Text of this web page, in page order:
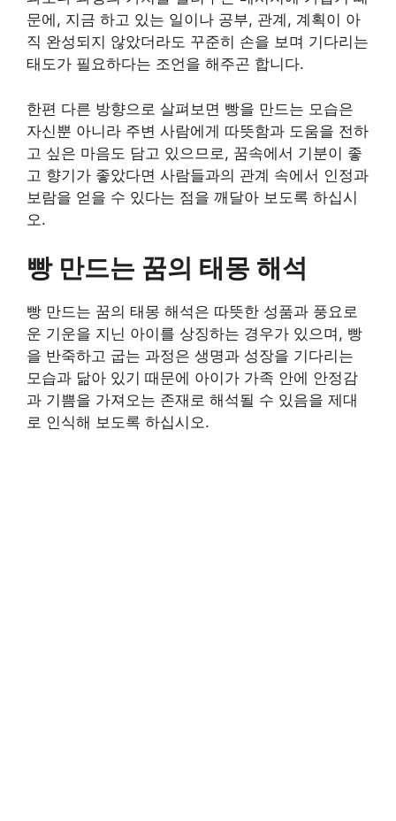
문에, 지금 하고 있는 일이나 공부, 관계, 계획이 아
직 완성되지 않았더라도 꾸준히 손을 보며 기다리는
태도가 필요하다는 조언을 해주곤 합니다.
한편 다른 방향으로 살펴보면 빵을 만드는 모습은
자신뿐 아니라 주변 사람에게 따뜻함과 도움을 전하
고 싶은 마음도 담고 있으므로, 꿈속에서 기분이 좋
고 향기가 좋았다면 사람들과의 관계 속에서 인정과
보람을 얻을 수 있다는 점을 깨달아 보도록 하십시
오.
빵 만드는 꿈의 태몽 해석
빵 만드는 꿈의 태몽 해석은 따뜻한 성품과 풍요로
운 기운을 지닌 아이를 상징하는 경우가 있으며, 빵
을 반죽하고 굽는 과정은 생명과 성장을 기다리는
모습과 닮아 있기 때문에 아이가 가족 안에 안정감
과 기쁨을 가져오는 존재로 해석될 수 있음을 제대
로 인식해 보도록 하십시오.